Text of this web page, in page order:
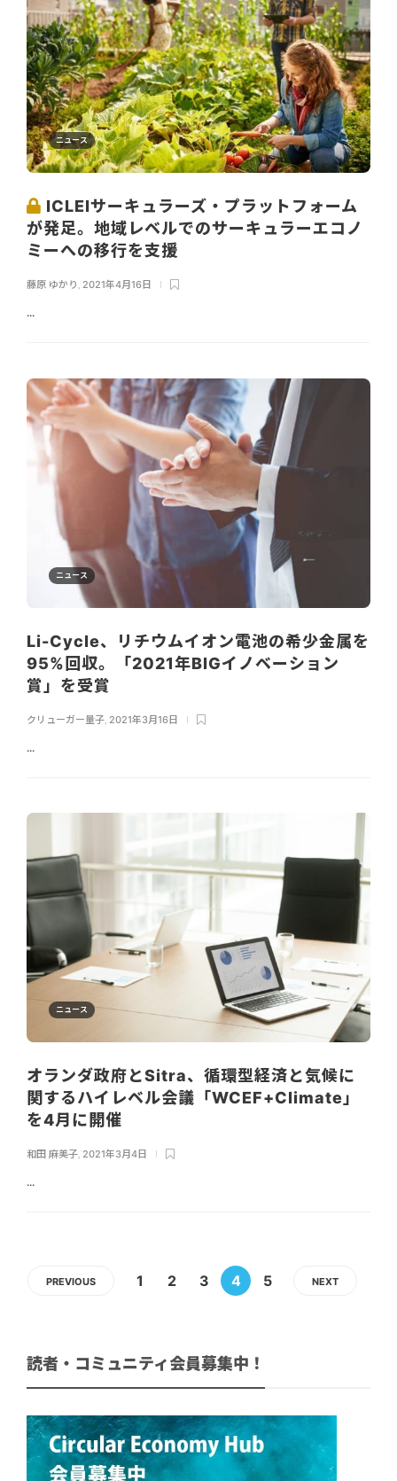
ニュース
ICLEIサーキュラーズ・プラットフォーム
が発足。地域レベルでのサーキュラーエコノ
ミーへの移行を支援
藤原 ゆかり 2021年4月16日
...
ニュース
Li-Cycle、リチウムイオン電池の希少金属を
95%回収。「2021年BIGイノベーション
賞」を受賞
クリューガー量子 2021年3月16日
...
ニュース
オランダ政府とSitra、循環型経済と気候に
関するハイレベル会議「WCEF+Climate」
を4月に開催
和田 麻美子 2021年3月4日
...
PREVIOUS 1 2 3 4 5 NEXT
読者・コミュニティ会員募集中！